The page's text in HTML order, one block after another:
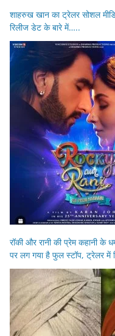
शाहरुख खान का ट्रेलर सोशल
रिलीज डेट के बारे में…..
रॉकी और रानी की प्रेम कहानी के
पर लग गया है फुल स्टॉप, ट्रेलर में